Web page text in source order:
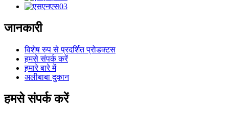
जानकारी
विशेष रुप से प्रदर्शित प्रोडक्टस
हमसे संपर्क करें
हमारे बारे में
अलीबाबा दुकान
हमसे संपर्क करें